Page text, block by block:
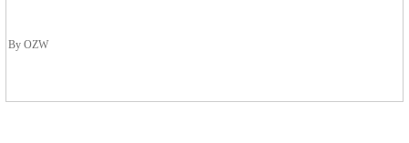
By OZW